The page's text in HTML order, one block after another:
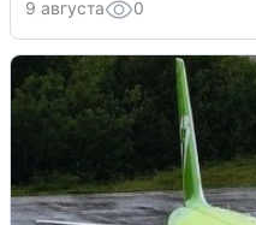
9 августа 0